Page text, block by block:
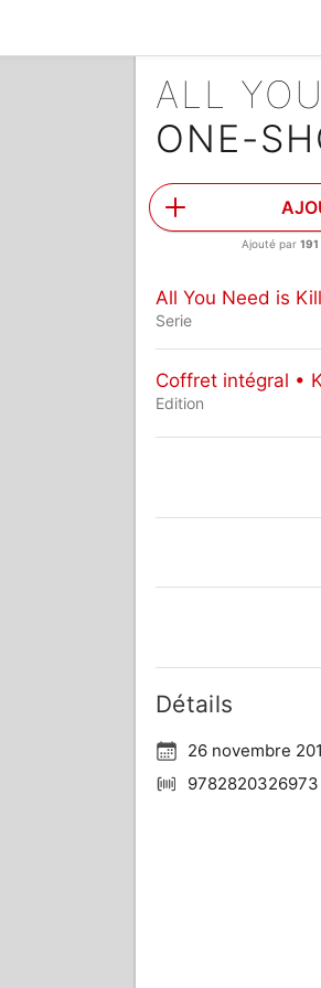
ALL
ONE-
Ajouté par 191
All You Need is Kill
Serie
Coffret intégral •
Edition
Détails
26 novembre
9782820326973